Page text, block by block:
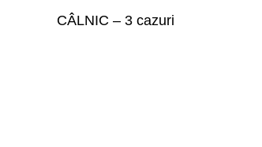
CÂLNIC – 3 cazuri